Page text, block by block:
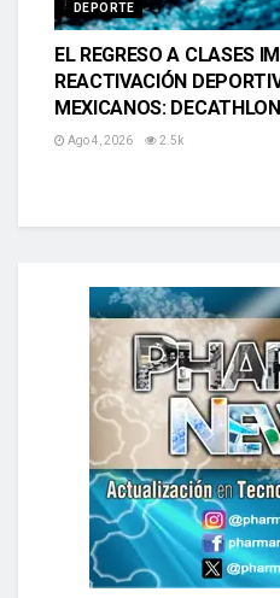
DEPORTE
EL REGRESO A CLASES
REACTIVACIÓN
MEXICANOS: DECATHLON
Ago 4, 2026 2.5k